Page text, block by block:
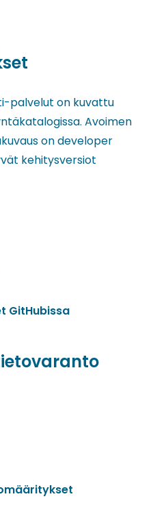
palvelut on kuvattu
Avoimen
on developer
kehitysversiot
GitHubissa